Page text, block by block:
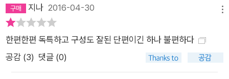
지나 2016-04-30
한편한편 독특하고 구성도 잘된 단편이긴 하나 불편하다
공감 (3) 댓글 (0)